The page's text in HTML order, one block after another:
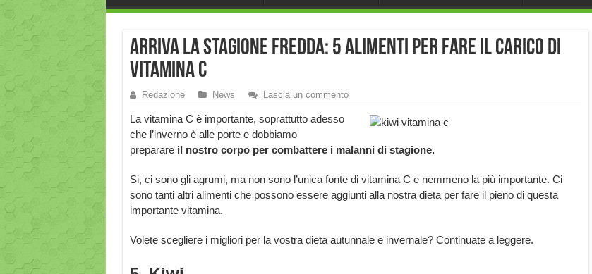
Arriva la stagione fredda: 5 alimenti per fare il carico di
vitamina C
Redazione News Lascia un commento
La vitamina C è importante, soprattutto adesso
che l’inverno è alle porte e dobbiamo
preparare il nostro corpo per combattere i malanni di stagione.
Si, ci sono gli agrumi, ma non sono l’unica fonte di vitamina C e nemmeno la più importante. Ci
sono tanti altri alimenti che possono essere aggiunti alla nostra dieta per fare il pieno di questa
importante vitamina.
Volete scegliere i migliori per la vostra dieta autunnale e invernale? Continuate a leggere.